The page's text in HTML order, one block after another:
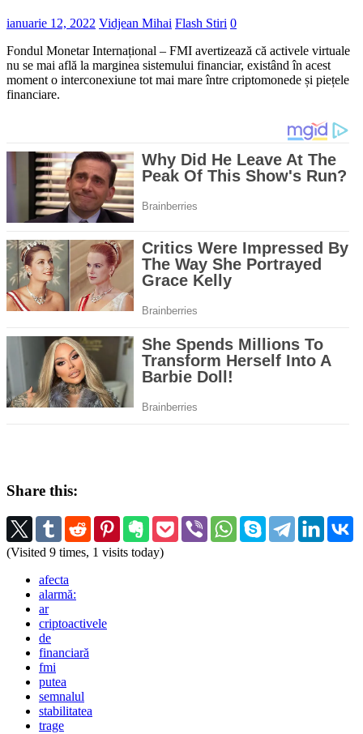
ianuarie 12, 2022 Vidjean Mihai Flash Stiri 0
Fondul Monetar Internațional – FMI avertizează că activele virtuale
nu se mai află la marginea sistemului financiar, existând în acest
moment o interconexiune tot mai mare între criptomonede și piețele
financiare.
Share this:
(Visited 9 times, 1 visits today)
afecta
alarmă:
ar
criptoactivele
de
financiară
fmi
putea
semnalul
stabilitatea
trage